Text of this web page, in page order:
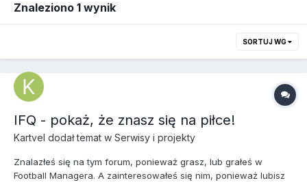
Znaleziono 1 wynik
SORTUJ WG
IFQ - pokaż, że znasz się na piłce!
Kartvel dodał temat w Serwisy i projekty
Znalazłeś się na tym forum, ponieważ grasz, lub grałeś w
Football Managera. A zainteresowałeś się nim, ponieważ lubisz